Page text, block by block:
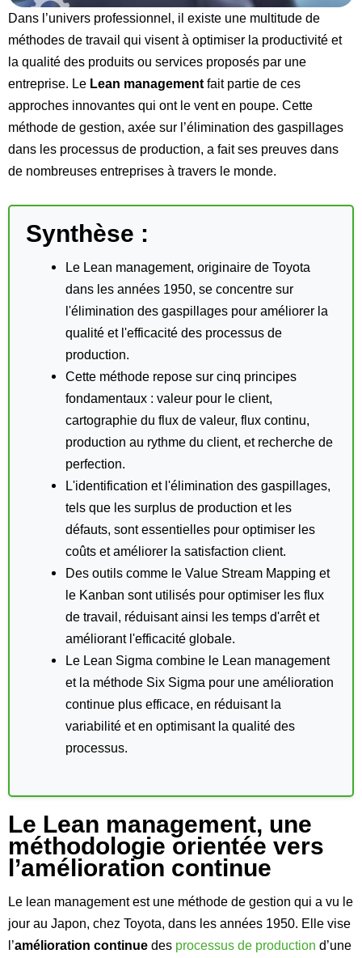
Dans l’univers professionnel, il existe une multitude de
méthodes de travail qui visent à optimiser la productivité et
la qualité des produits ou services proposés par une
entreprise. Le Lean management fait partie de ces
approches innovantes qui ont le vent en poupe. Cette
méthode de gestion, axée sur l’élimination des gaspillages
dans les processus de production, a fait ses preuves dans
de nombreuses entreprises à travers le monde.
Synthèse :
Le Lean management, originaire de Toyota
dans les années 1950, se concentre sur
l'élimination des gaspillages pour améliorer la
qualité et l'efficacité des processus de
production.
Cette méthode repose sur cinq principes
fondamentaux : valeur pour le client,
cartographie du flux de valeur, flux continu,
production au rythme du client, et recherche de
perfection.
L'identification et l'élimination des gaspillages,
tels que les surplus de production et les
défauts, sont essentielles pour optimiser les
coûts et améliorer la satisfaction client.
Des outils comme le Value Stream Mapping et
le Kanban sont utilisés pour optimiser les flux
de travail, réduisant ainsi les temps d'arrêt et
améliorant l'efficacité globale.
Le Lean Sigma combine le Lean management
et la méthode Six Sigma pour une amélioration
continue plus efficace, en réduisant la
variabilité et en optimisant la qualité des
processus.
Le Lean management, une
méthodologie orientée vers
l’amélioration continue
Le lean management est une méthode de gestion qui a vu le
jour au Japon, chez Toyota, dans les années 1950. Elle vise
l’amélioration continue des processus de production d’une